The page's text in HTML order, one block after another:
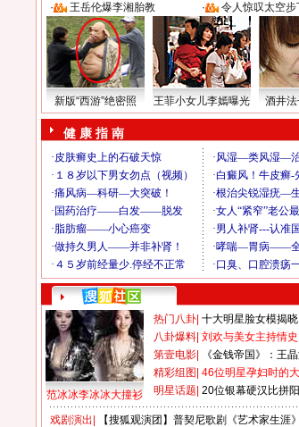
·
王岳伦爆李湘胎教 · 令人惊叹太空步
新版“西游”绝密照 王菲小女儿李嫣曝光 酒井
健 康 指 南
范冰冰李冰冰大撞衫
热门八卦 十大明星脸女模揭晓
八卦爆料 刘欢与美女主持情
第壹电影
《金钱帝国》：王
精彩组图 46位明星孕妇时的
明星话题 20位银幕硬汉比拼
戏剧演出
【搜狐观演团】普契尼歌剧《艺术家生涯